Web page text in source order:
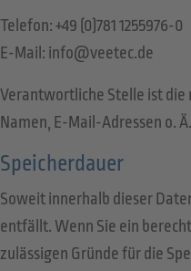
Telefon: +49 (0)781 1255976-0
E-Mail: info@veetec.de
Verantwortliche Stelle ist die
Namen, E-Mail-Adressen o.
Speicherdauer
Soweit innerhalb dieser
entfällt. Wenn Sie ein
zulässigen Gründe für die